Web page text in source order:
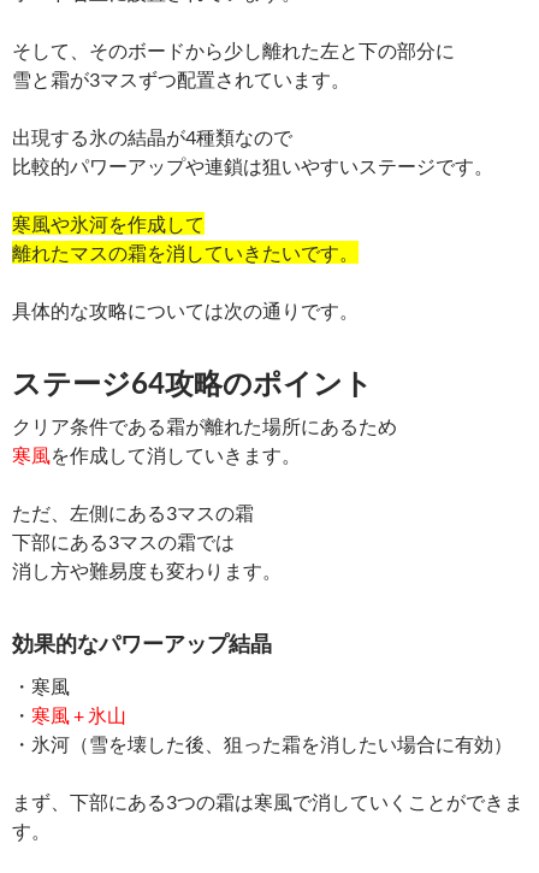
そして、そのボードから少し離れた左と下の部分に
雪と霜が3マスずつ配置されています。
出現する氷の結晶が4種類なので
比較的パワーアップや連鎖は狙いやすいステージです。
寒風や氷河を作成して
離れたマスの霜を消していきたいです。
具体的な攻略については次の通りです。
ステージ64攻略のポイント
クリア条件である霜が離れた場所にあるため
寒風を作成して消していきます。
ただ、左側にある3マスの霜
下部にある3マスの霜では
消し方や難易度も変わります。
効果的なパワーアップ結晶
・寒風
・ 寒風 + 氷山
・氷河（雪を壊した後、狙った霜を消したい場合に有効）
まず、下部にある3つの霜は寒風で消していくことができま
す。